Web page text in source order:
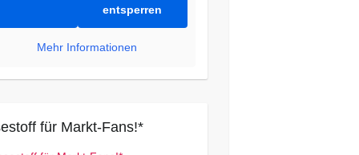
entsperren
Mehr Informationen
für Markt-Fans!*